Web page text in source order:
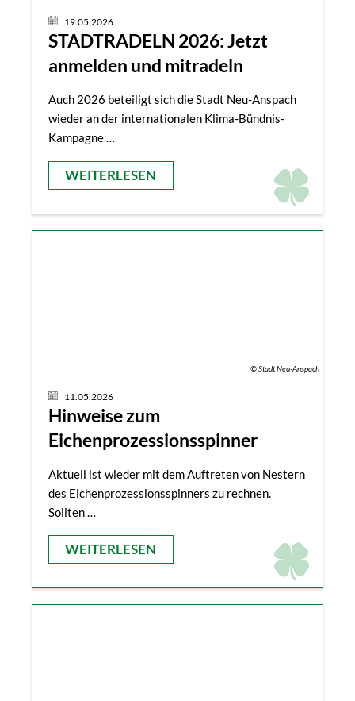
19.05.2026
STADTRADELN 2026: Jetzt
anmelden und mitradeln
Auch 2026 beteiligt sich die Stadt Neu-Anspach
wieder an der internationalen Klima-Bündnis-
Kampagne …
WEITERLESEN
© Stadt Neu-Anspach
11.05.2026
Hinweise zum
Eichenprozessionsspinner
Aktuell ist wieder mit dem Auftreten von Nestern
des Eichenprozessionsspinners zu rechnen.
Sollten …
WEITERLESEN